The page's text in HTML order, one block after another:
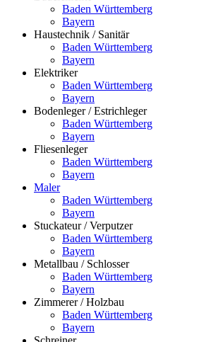
Baden Württemberg
Bayern
Haustechnik / Sanitär
Baden Württemberg
Bayern
Elektriker
Baden Württemberg
Bayern
Bodenleger / Estrichleger
Baden Württemberg
Bayern
Fliesenleger
Baden Württemberg
Bayern
Maler
Baden Württemberg
Bayern
Stuckateur / Verputzer
Baden Württemberg
Bayern
Metallbau / Schlosser
Baden Württemberg
Bayern
Zimmerer / Holzbau
Baden Württemberg
Bayern